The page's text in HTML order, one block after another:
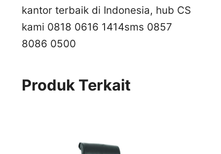
kantor terbaik di Indonesia, hub CS
kami 0818 0616 1414sms 0857
8086 0500
Produk Terkait